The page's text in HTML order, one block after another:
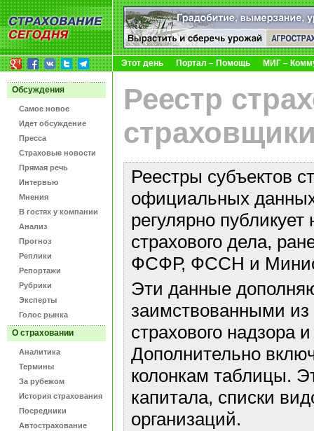
Этот день Портал – Помощь МИГ –
Обсуждения
Самое новое
Идет обсуждение
Пресса
Страховые новости
Прямая речь
Интервью
Мнения
В гостях у компании
Анализ
Прогноз
Реплики
Репортажи
Рубрики
Эксперты
Голос рынка
О страховании
Аналитика
Термины
За рубежом
История страхования
Посредники
Автострахование
Реестр
Реестры субъектов
официальных данных
регулярно
страхового дела,
ФСФР, ФССН и
Эти данные
заимствованными
страхового надзора
Дополнительно
колонкам таблицы.
капитала, списки
организаций.